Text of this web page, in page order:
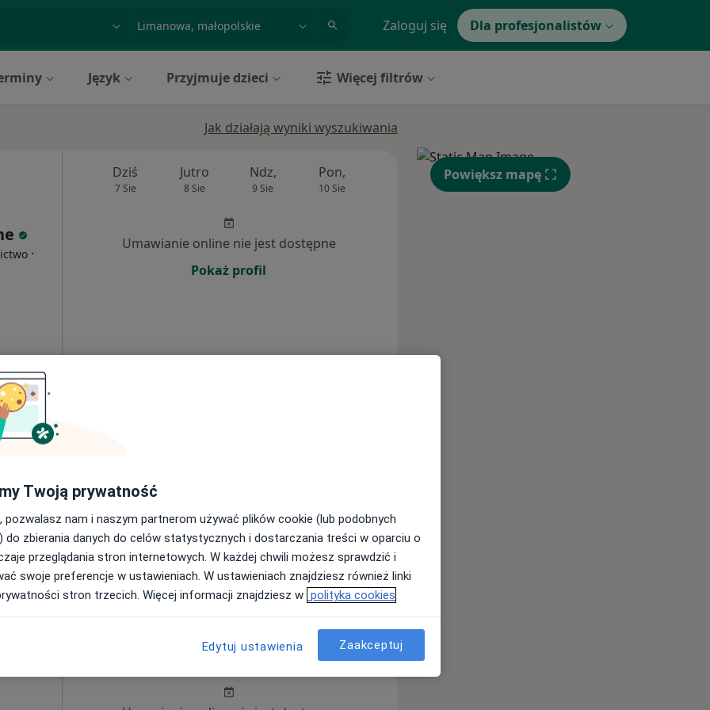
Zaloguj się Dla profesjonalistów
Język Przyjmuje dzieci Więcej filtrów
Jak działają wyniki wyszukiwania
·
Dziś
7 Sie
Jutro
8 Sie
Ndz,
9 Sie
Pon,
10 Sie
Śr, Czw,
Umawianie online nie jest dostępne
Pokaż profil
WSPIERAJ HORMONY Specjalistyczna dietetyka kliniczna i hormonalna
150 zł
Brak kalendarza w Twojej lokalizacji.
Pokaż adresy z kalendarzem
Jutro Ndz, Pon,
10 Sie
Wt,
Powiększ mapę
Twoją prywatność
pozwalasz nam i naszym partnerom używać plików cookie (lub podobnych
do zbierania danych do celów statystycznych i dostarczania treści w oparciu o
przeglądania stron internetowych. W każdej chwili możesz sprawdzić i
swoje preferencje w ustawieniach. W ustawieniach znajdziesz również linki
stron trzecich. Więcej informacji znajdziesz w polityka cookies
Edytuj ustawienia Zaakceptuj